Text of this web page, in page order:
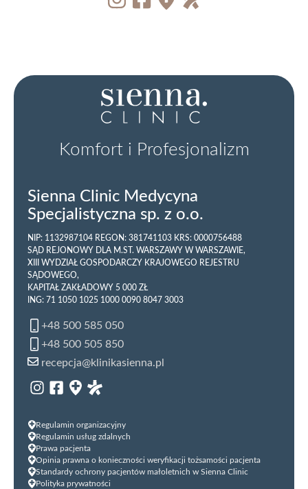
Komfort i Profesjonalizm
Sienna Clinic Medycyna
Specjalistyczna sp. z o.o.
NIP: 1132987104 REGON: 381741103 KRS: 0000756488
SĄD REJONOWY DLA M.ST. WARSZAWY W WARSZAWIE,
XIII WYDZIAŁ GOSPODARCZY KRAJOWEGO REJESTRU
SĄDOWEGO,
KAPITAŁ ZAKŁADOWY 5 000 ZŁ
ING: 71 1050 1025 1000 0090 8047 3003
+48 500 585 050
+48 500 505 850
recepcja@klinikasienna.pl
Regulamin organizacyjny
Regulamin usług zdalnych
Prawa pacjenta
Opinia prawna o konieczności weryfikacji tożsamości pacjenta
Standardy ochrony pacjentów małoletnich w Sienna Clinic
Polityka prywatności